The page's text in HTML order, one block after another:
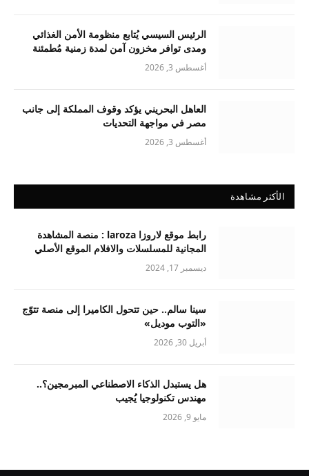
الرئيس السيسي يُتابع منظومة الأمن الغذائي
ومدى توافر مخزون آمن لمدة زمنية مُطمئنة
أغسطس 3, 2026
العاهل البحريني يؤكد وقوف المملكة إلى جانب
مصر في مواجهة التحديات
أغسطس 3, 2026
الأكثر مشاهدة
رابط موقع لاروزا laroza : منصة المشاهدة
المجانية للمسلسلات والافلام الموقع الأصلي
ديسمبر 17, 2024
سينا سالم.. حين تتحول الكاميرا إلى منصة تتوّج
«التوب موديل»
أبريل 30, 2026
هل يستبدل الذكاء الاصطناعي المبرمجين؟..
مهندس تكنولوجيا يُجيب
مايو 9, 2026